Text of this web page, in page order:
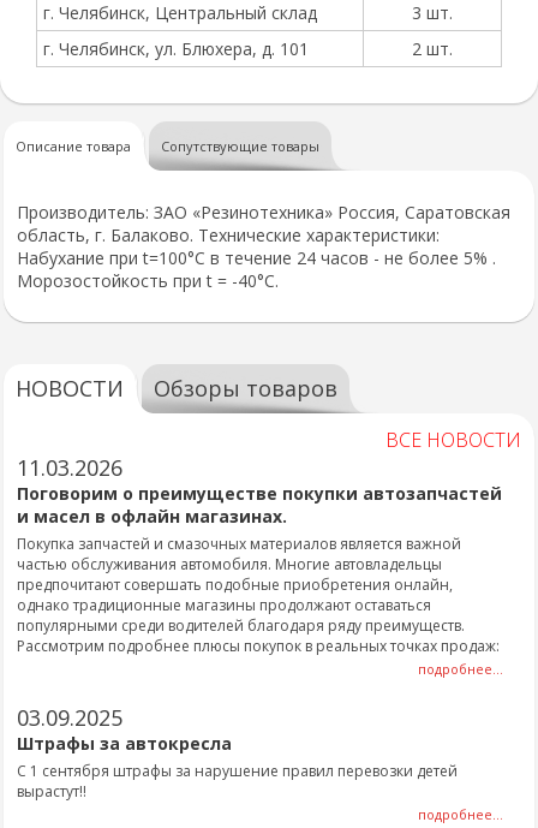
г. Челябинск, Центральный склад
3 шт.
г. Челябинск, ул. Блюхера, д. 101
2 шт.
Описание товара Сопутствующие товары
Производитель: ЗАО «Резинотехника» Россия, Саратовская
область, г. Балаково. Технические характеристики:
Набухание при t=100°C в течение 24 часов - не более 5% .
Морозостойкость при t = -40°C.
НОВОСТИ Обзоры товаров
ВСЕ НОВОСТИ
11.03.2026
Поговорим о преимуществе покупки автозапчастей
и масел в офлайн магазинах.
Покупка запчастей и смазочных материалов является важной
частью обслуживания автомобиля. Многие автовладельцы
предпочитают совершать подобные приобретения онлайн,
однако традиционные магазины продолжают оставаться
популярными среди водителей благодаря ряду преимуществ.
Рассмотрим подробнее плюсы покупок в реальных точках продаж:
подробнее...
03.09.2025
Штрафы за автокресла
С 1 сентября штрафы за нарушение правил перевозки детей
вырастут!!
подробнее...